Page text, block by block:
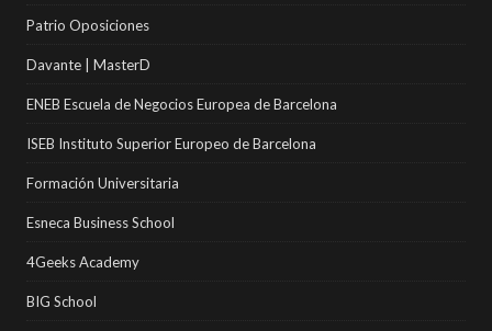
Patrio Oposiciones
Davante | MasterD
ENEB Escuela de Negocios Europea de Barcelona
ISEB Instituto Superior Europeo de Barcelona
Formación Universitaria
Esneca Business School
4Geeks Academy
BIG School